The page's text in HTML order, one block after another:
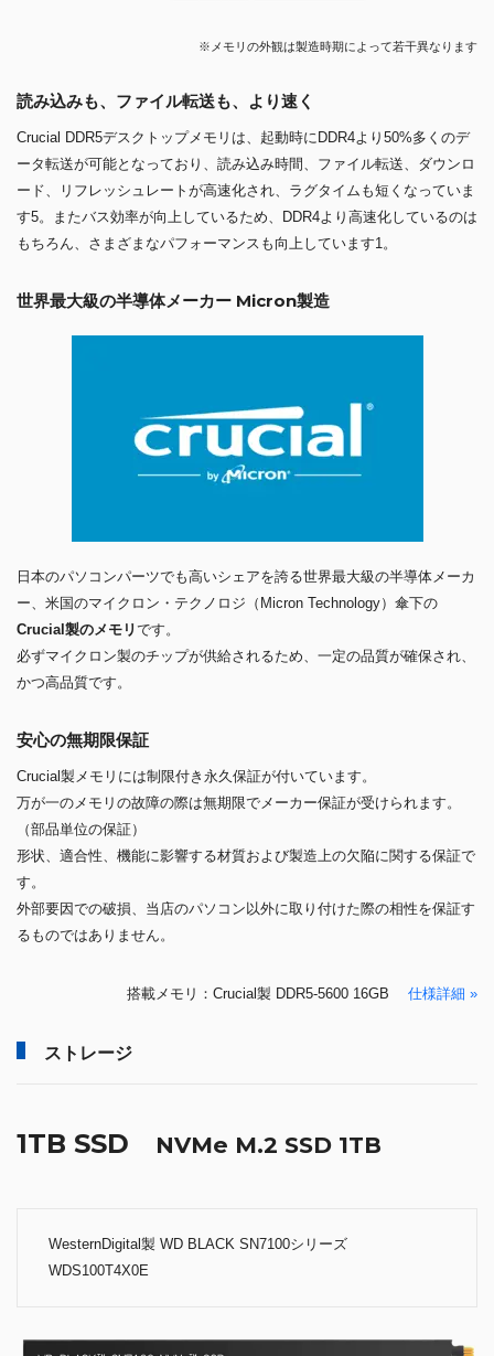
※メモリの外観は製造時期によって若干異なります
読み込みも、ファイル転送も、より速く
Crucial DDR5デスクトップメモリは、起動時にDDR4より50%多くのデ
ータ転送が可能となっており、読み込み時間、ファイル転送、ダウンロ
ード、リフレッシュレートが高速化され、ラグタイムも短くなっていま
す5。またバス効率が向上しているため、DDR4より高速化しているのは
もちろん、さまざまなパフォーマンスも向上しています1。
世界最大級の半導体メーカー Micron製造
日本のパソコンパーツでも高いシェアを誇る世界最大級の半導体メーカ
ー、米国のマイクロン・テクノロジ（Micron Technology）傘下の
Crucial製のメモリです。
必ずマイクロン製のチップが供給されるため、一定の品質が確保され、
かつ高品質です。
安心の無期限保証
Crucial製メモリには制限付き永久保証が付いています。
万が一のメモリの故障の際は無期限でメーカー保証が受けられます。
（部品単位の保証）
形状、適合性、機能に影響する材質および製造上の欠陥に関する保証で
す。
外部要因での破損、当店のパソコン以外に取り付けた際の相性を保証す
るものではありません。
搭載メモリ：Crucial製 DDR5-5600 16GB 仕様詳細 »
ストレージ
1TB SSD NVMe M.2 SSD 1TB
WesternDigital製 WD BLACK SN7100シリーズ
WDS100T4X0E